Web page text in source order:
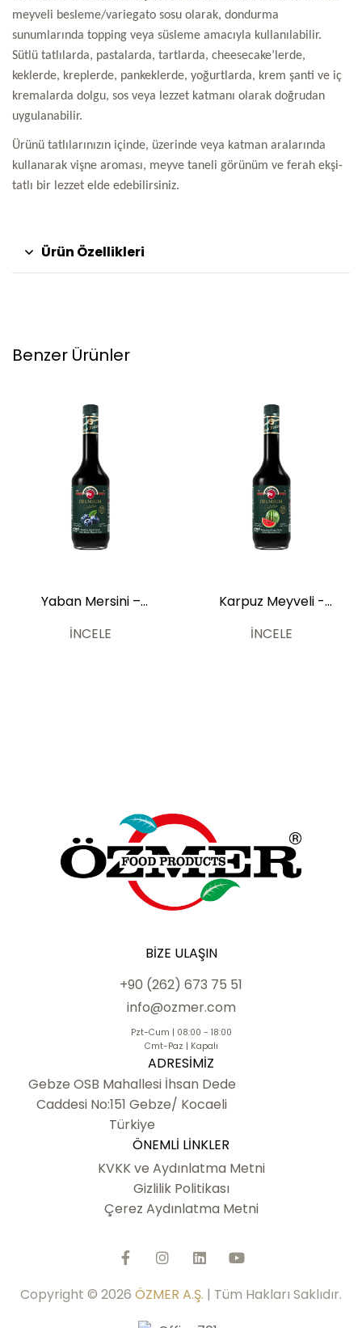
meyveli besleme/variegato sosu olarak, dondurma
sunumlarında topping veya süsleme amacıyla kullanılabilir.
Sütlü tatlılarda, pastalarda, tartlarda, cheesecake’lerde,
keklerde, kreplerde, pankeklerde, yoğurtlarda, krem şanti ve iç
kremalarda dolgu, sos veya lezzet katmanı olarak doğrudan
uygulanabilir.
Ürünü tatlılarınızın içinde, üzerinde veya katman aralarında
kullanarak vişne aroması, meyve taneli görünüm ve ferah ekşi-
tatlı bir lezzet elde edebilirsiniz.
Ürün Özellikleri
Benzer Ürünler
Yaban Mersini –
İNCELE
Karpuz Meyveli -
İNCELE
BIZE ULAŞIN
+90 (262) 673 75 51
info@ozmer.com
Pzt-Cum | 08:00 - 18:00
Cmt-Paz | Kapalı
ADRESIMIZ
Gebze OSB Mahallesi İhsan Dede
Caddesi No:151 Gebze/ Kocaeli
Türkiye
ÖNEMLI LINKLER
KVKK ve Aydınlatma Metni
Gizlilik Politikası
Çerez Aydınlatma Metni
Copyright © 2026 ÖZMER A.Ş. | Tüm Hakları Saklıdır.